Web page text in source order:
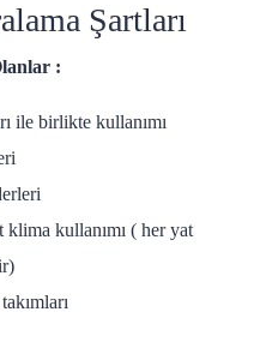
Şartları
:
ile birlikte kullanımı
kullanımı ( her yat